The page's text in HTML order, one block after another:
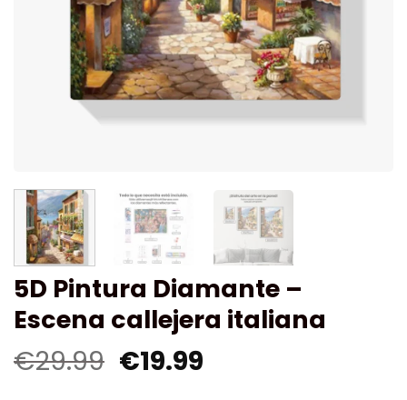
5D Pintura Diamante –
Escena callejera italiana
€29.99 €19.99